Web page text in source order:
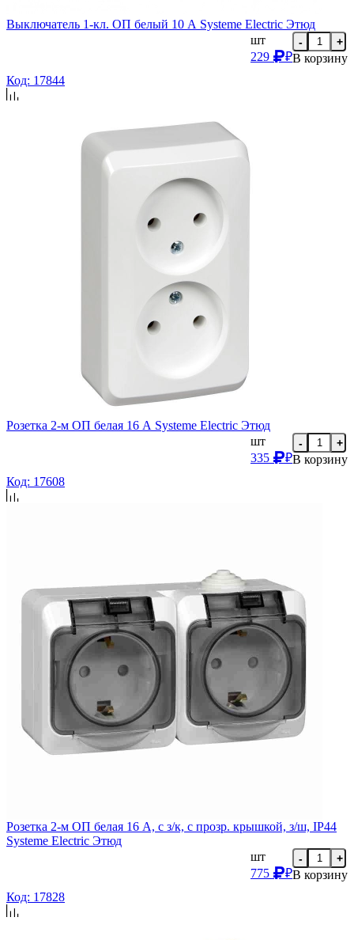
Выключатель 1-кл. ОП белый 10 А Systeme Electric Этюд
шт
229
₽
- +
В корзину
Код: 17844
Розетка 2-м ОП белая 16 А Systeme Electric Этюд
шт
335
₽
- +
В корзину
Код: 17608
Розетка 2-м ОП белая 16 А, с з/к, с прозр. крышкой, з/ш, IP44
Systeme Electric Этюд
шт
775
₽
- +
В корзину
Код: 17828